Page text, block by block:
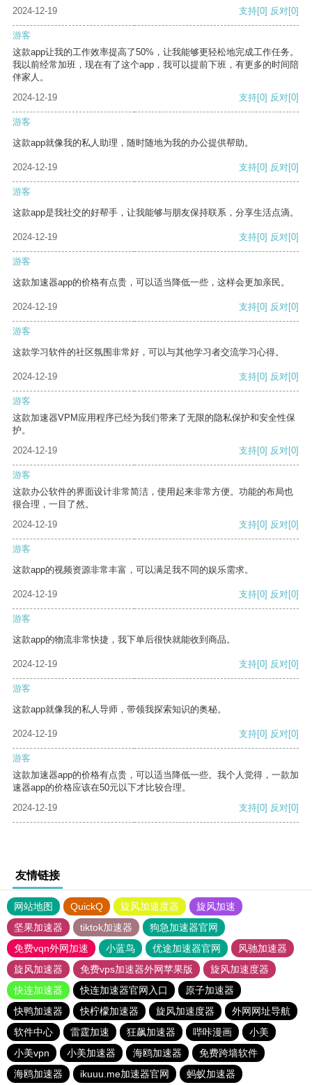
2024-12-19
支持[0] 反对[0]
游客
这款app让我的工作效率提高了50%，让我能够更轻松地完成工作任务。
我以前经常加班，现在有了这个app，我可以提前下班，有更多的时间陪
伴家人。
2024-12-19
支持[0] 反对[0]
游客
这款app就像我的私人助理，随时随地为我的办公提供帮助。
2024-12-19 支持[0] 反对[0]
游客
这款app是我社交的好帮手，让我能够与朋友保持联系，分享生活点滴。
2024-12-19 支持[0] 反对[0]
游客
这款加速器app的价格有点贵，可以适当降低一些，这样会更加亲民。
2024-12-19 支持[0] 反对[0]
游客
这款学习软件的社区氛围非常好，可以与其他学习者交流学习心得。
2024-12-19 支持[0] 反对[0]
游客
这款加速器VPM应用程序已经为我们带来了无限的隐私保护和安全性保
护。
2024-12-19
支持[0] 反对[0]
游客
这款办公软件的界面设计非常简洁，使用起来非常方便。功能的布局也
很合理，一目了然。
2024-12-19
支持[0] 反对[0]
游客
这款app的视频资源非常丰富，可以满足我不同的娱乐需求。
2024-12-19 支持[0] 反对[0]
游客
这款app的物流非常快捷，我下单后很快就能收到商品。
2024-12-19 支持[0] 反对[0]
游客
这款app就像我的私人导师，带领我探索知识的奥秘。
2024-12-19 支持[0] 反对[0]
游客
这款加速器app的价格有点贵，可以适当降低一些。我个人觉得，一款加
速器app的价格应该在50元以下才比较合理。
2024-12-19
支持[0] 反对[0]
友情链接
网站地图 QuickQ 旋风加速度器
旋风加速
坚果加速器
tiktok加速器
狗急加速器官网
免费vqn外网加速
小蓝鸟 优途加速器官网
风驰加速器
旋风加速器
免费vps加速器外网苹果版
旋风加速度器
快连加速器
快连加速器官网入口
原子加速器
快鸭加速器
快柠檬加速器 旋风加速度器
外网网址导航
软件中心
雷霆加速 狂飙加速器 哔咔漫画
小美
小美vpn
小美加速器 海鸥加速器
免费跨墙软件
海鸥加速器
ikuuu.me加速器官网 蚂蚁加速器